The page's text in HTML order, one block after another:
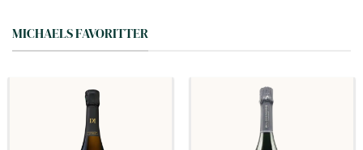
MICHAELS FAVORITTER